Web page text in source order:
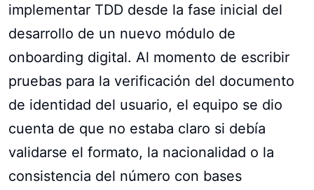
implementar TDD desde la fase inicial del
desarrollo de un nuevo módulo de
onboarding digital. Al momento de escribir
pruebas para la verificación del documento
de identidad del usuario, el equipo se dio
cuenta de que no estaba claro si debía
validarse el formato, la nacionalidad o la
consistencia del número con bases